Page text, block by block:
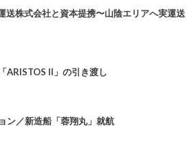
株式会社と資本提携〜山陰エリアへ実運送
ARISTOS II」の引き渡し
ン／新造船「蓉翔丸」就航